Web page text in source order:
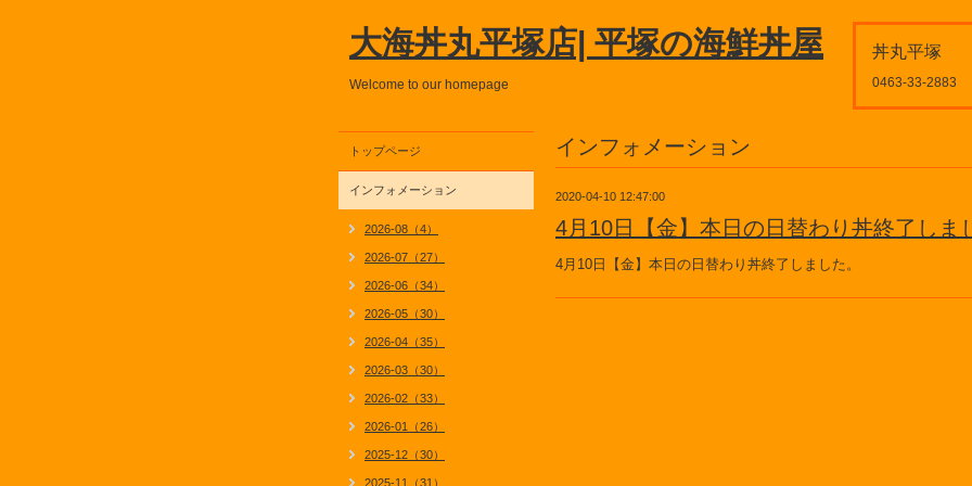
丼丸平塚
0463-33-2883
大海丼丸平塚店| 平塚の海鮮丼屋
Welcome to our homepage
インフォメーション
2020-04-10 12:47:00
4月10日【金】本日の日替わり丼終了しま
4月10日【金】本日の日替わり丼終了しました。
トップページ
インフォメーション
2026-08（4）
2026-07（27）
2026-06（34）
2026-05（30）
2026-04（35）
2026-03（30）
2026-02（33）
2026-01（26）
2025-12（30）
2025-11（31）